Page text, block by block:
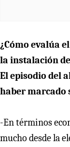
¿Cómo evalúa
la instalación
El episodio del
haber marcado
-En términos
mucho desde la